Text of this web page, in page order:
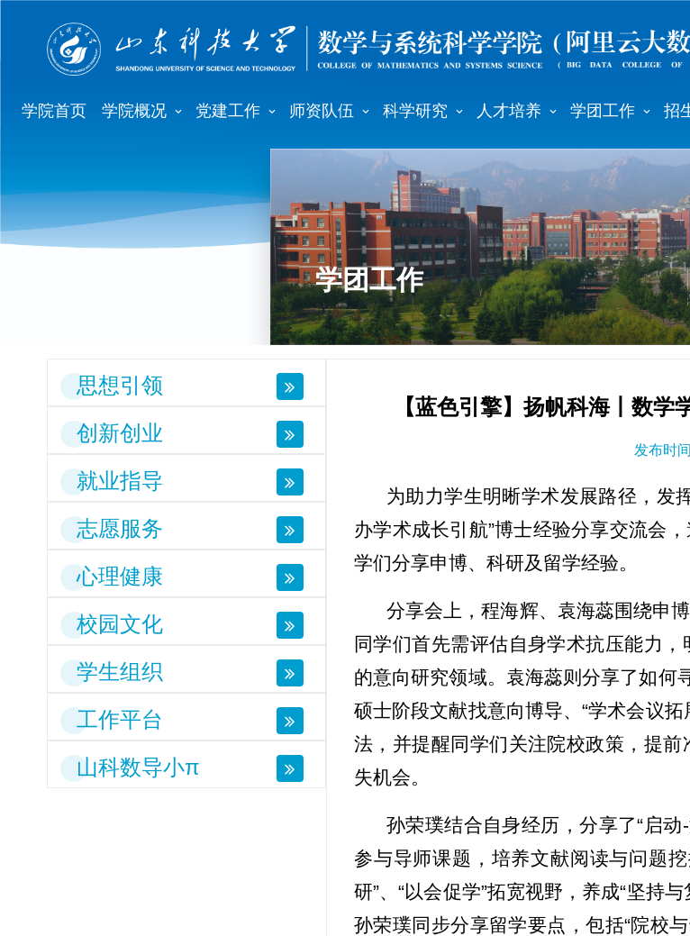
学院首页 学院概况 党建工作 师资队伍 科学研究 人才培养 学团工作 招
学团工作
思想引领
创新创业
就业指导
志愿服务
心理健康
校园文化
学生组织
工作平台
山科数导小π
【蓝色引擎】扬帆科海丨数
发布时
为助力学生明晰学术发展路径，发
办学术成长引航”博士经验分享交流会
学们分享申博、科研及留学经验。
分享会上，程海辉、袁海蕊围绕申
同学们首先需评估自身学术抗压能力
的意向研究领域。袁海蕊则分享了如何
硕士阶段文献找意向博导、“学术会议
法，并提醒同学们关注院校政策，提
失机会。
孙荣璞结合自身经历，分享了“启
参与导师课题，培养文献阅读与问题
研”、“以会促学”拓宽视野，养成“坚持
孙荣璞同步分享留学要点，包括“院校